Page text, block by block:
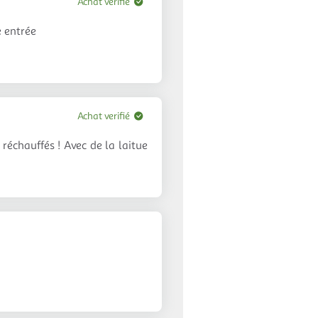
entrée
! Avec de la laitue
Achat verifié